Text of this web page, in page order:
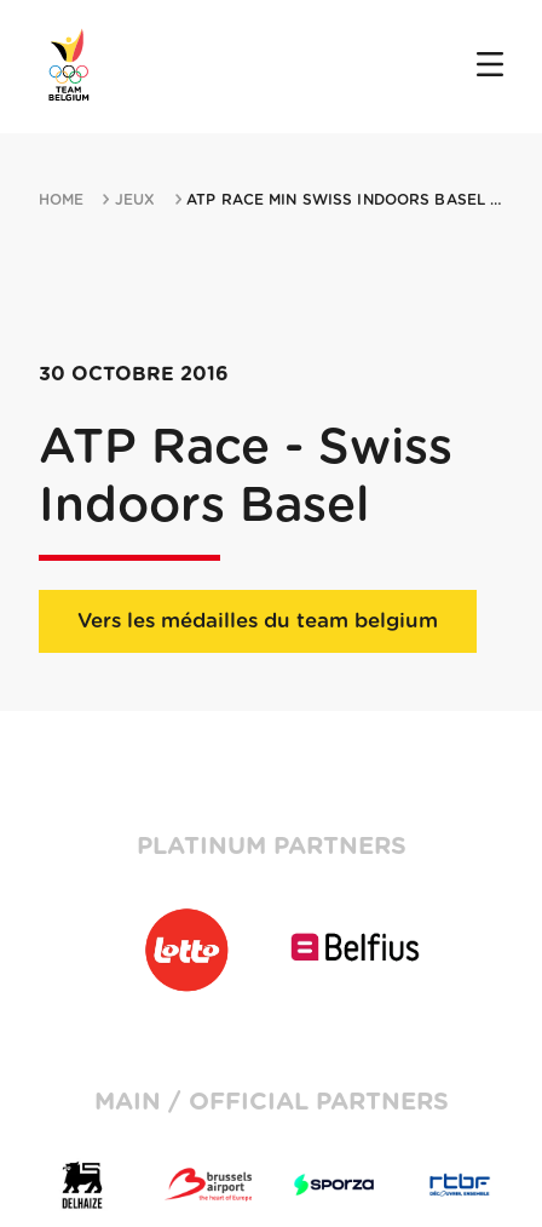
HOME JEUX ATP RACE MIN SWISS INDOORS BASEL 30102016 BASEL
30 OCTOBRE 2016
ATP Race - Swiss
Indoors Basel
Vers les médailles du team belgium
PLATINUM PARTNERS
MAIN / OFFICIAL PARTNERS